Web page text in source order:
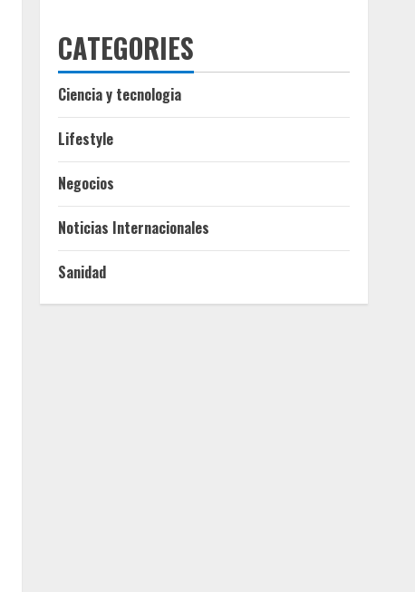
CATEGORIES
Ciencia y tecnologia
Lifestyle
Negocios
Noticias Internacionales
Sanidad